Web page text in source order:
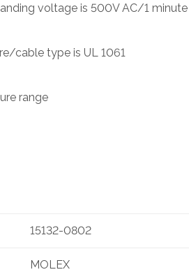
voltage is 500V AC/1 minute
cable type is UL 1061
range
15132-0802
MOLEX